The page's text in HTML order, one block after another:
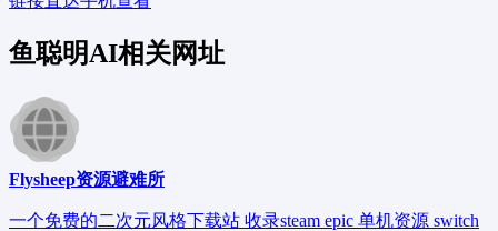
鱼聪明AI相关网址
Flysheep资源避难所
一个免费的二次元风格下载站 收录steam epic 单机资源 switch